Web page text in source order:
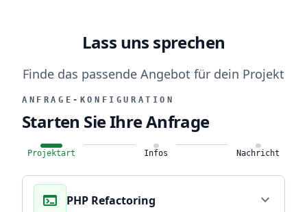
Lass uns sprechen
Finde das passende Angebot für dein Projekt
ANFRAGE-KONFIGURATION
Starten Sie Ihre Anfrage
Projektart Infos Nachricht
terminal PHP Refactoring expand_more